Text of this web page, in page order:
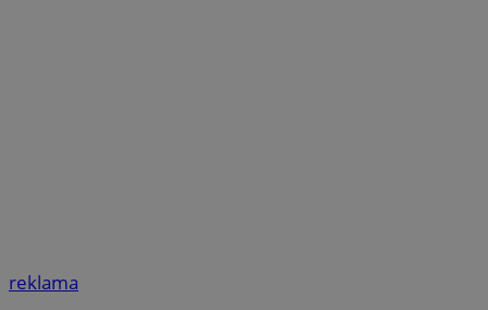
reklama